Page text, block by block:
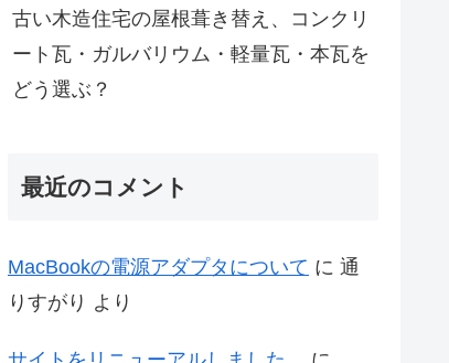
古い木造住宅の屋根葺き替え、コンクリ
ート瓦・ガルバリウム・軽量瓦・本瓦を
どう選ぶ？
最近のコメント
MacBookの電源アダプタについて に 通
りすがり より